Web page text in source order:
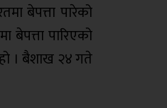
बेपत्ता पारेको
पारिएको
। बैशाख २४ गते